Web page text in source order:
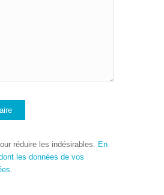
réduire les indésirables.
En
les données de vos